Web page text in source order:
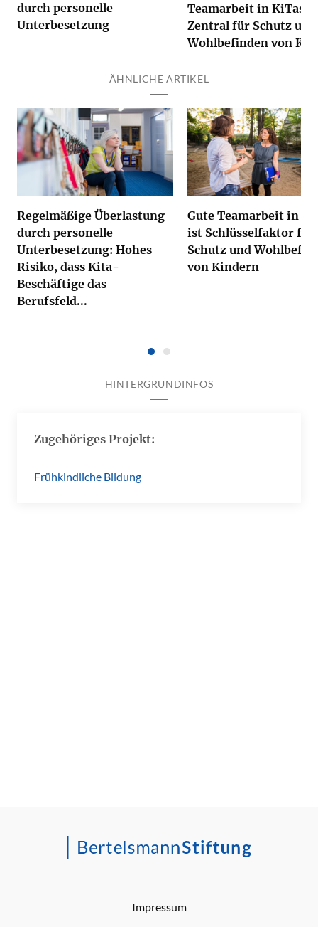
durch personelle
Unterbesetzung
Teamarbeit in KiTas:
Zentral für Schutz und
Wohlbefinden von
ÄHNLICHE ARTIKEL
Regelmäßige Überlastung
durch personelle
Unterbesetzung: Hohes
Risiko, dass Kita-
Beschäftige das
Berufsfeld...
Gute Teamarbeit in
ist Schlüsselfaktor für
Schutz und
von Kindern
HINTERGRUNDINFOS
Zugehöriges Projekt:
Frühkindliche Bildung
Impressum